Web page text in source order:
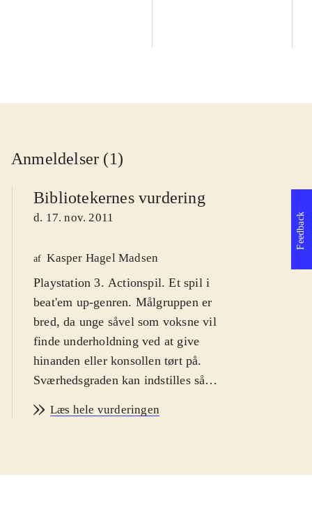
Anmeldelser (1)
Bibliotekernes vurdering
d. 17. nov. 2011
af Kasper Hagel Madsen
Playstation 3. Actionspil. Et spil i
beat'em up-genren. Målgruppen er
bred, da unge såvel som voksne vil
finde underholdning ved at give
hinanden eller konsollen tørt på.
Sværhedsgraden kan indstilles så
Ikon for vold. PEGI: 16.
en PS3 remasteret udgave. Takket
Læs hele vurderingen
Feedback